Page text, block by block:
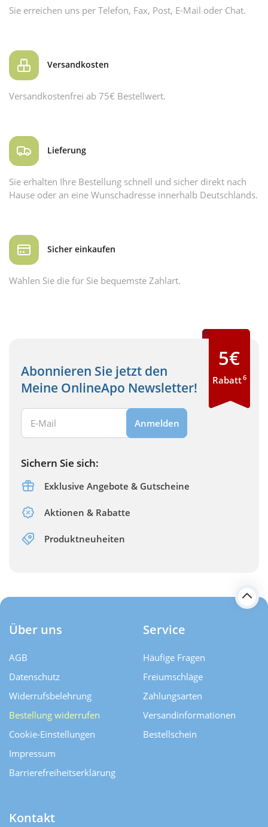
Sie erreichen uns per Telefon, Fax, Post, E-Mail oder Chat.
Versandkosten
Versandkostenfrei ab 75€ Bestellwert.
Lieferung
Sie erhalten Ihre Bestellung schnell und sicher direkt nach
Hause oder an eine Wunschadresse innerhalb Deutschlands.
Sicher einkaufen
Wählen Sie die für Sie bequemste Zahlart.
Abonnieren Sie jetzt den
Meine OnlineApo Newsletter!
Ihre E-Mail Adresse:
Anmelden
Sichern Sie sich:
Exklusive Angebote & Gutscheine
Aktionen & Rabatte
Produktneuheiten
5€
Rabatt6
Über uns
AGB
Datenschutz
Widerrufsbelehrung
Bestellung widerrufen
Cookie-Einstellungen
Impressum
Barrierefreiheitserklärung
Service
Häufige Fragen
Freiumschläge
Zahlungsarten
Versand­informationen
Bestellschein
Kontakt